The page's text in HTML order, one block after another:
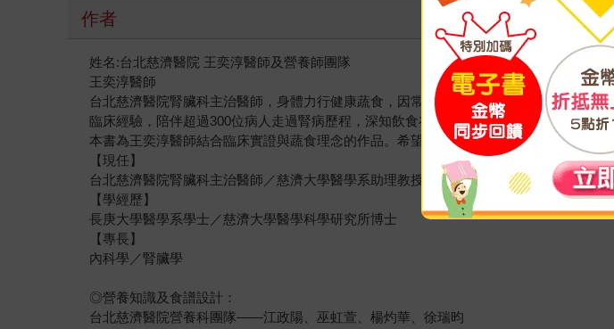
作者
姓名:台北慈濟醫院 王奕淳醫師及營養師團隊
王奕淳醫師
台北慈濟醫院腎臟科主治醫師，身體力行健康蔬食，因常吃酪梨，且小時候種過酪梨，
臨床經驗，陪伴超過300位病人走過腎病歷程，深知飲食在糖尿病與腎臟病照護中的關
本書為王奕淳醫師結合臨床實證與蔬食理念的作品。希望幫助更多人及早採取行動，守護
【現任】
台北慈濟醫院腎臟科主治醫師／慈濟大學醫學系助理教授
【學經歷】
長庚大學醫學系學士／慈濟大學醫學科學研究所博士
【專長】
內科學／腎臟學
◎營養知識及食譜設計：
台北慈濟醫院營養科團隊——江政陽、巫虹萱、楊灼華、徐瑞昀